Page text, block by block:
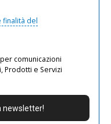
finalità del
comunicazioni
Prodotti e Servizi